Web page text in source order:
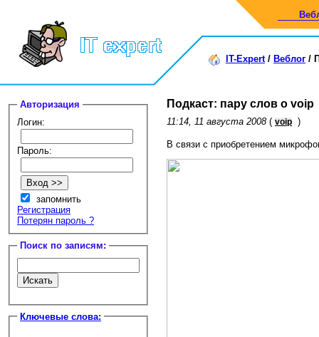
IT-Expert/ Веблог /
Авторизация
Логин:
Пароль:
запомнить
Регистрация
Потерян пароль ?
Поиск по записям:
Ключевые слова:
Подкаст: пару слов о voip
11:14, 11 августа 2008 ( voip )
В связи с приобретением